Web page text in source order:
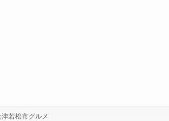
津若松市グルメ